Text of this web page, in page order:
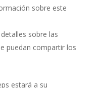
sobre este
sobre las
puedan compartir los
estará a su